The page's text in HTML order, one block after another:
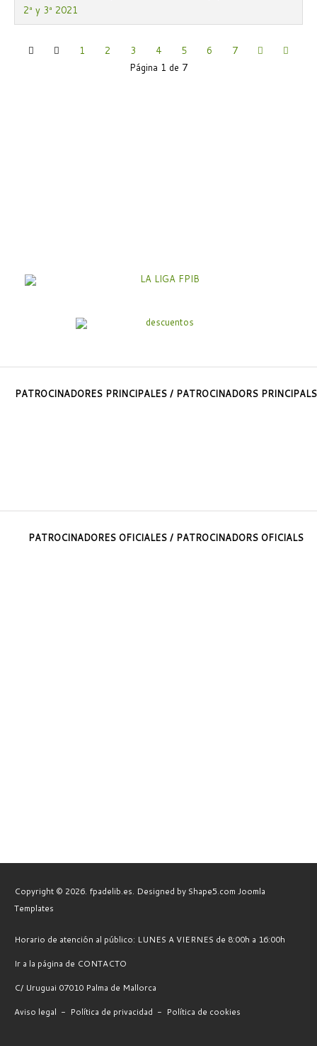
2ª y 3ª 2021
Página 1 de 7
1 2 3 4 5 6 7
PATROCINADORES PRINCIPALES / PATROCINADORS PRINCIPALS
PATROCINADORES OFICIALES / PATROCINADORS OFICIALS
Copyright © 2026. fpadelib.es. Designed by Shape5.com Joomla
Templates
Horario de atención al público: LUNES A VIERNES de 8:00h a 16:00h
Ir a la página de CONTACTO
C/ Uruguai 07010 Palma de Mallorca
Aviso legal - Política de privacidad - Política de cookies